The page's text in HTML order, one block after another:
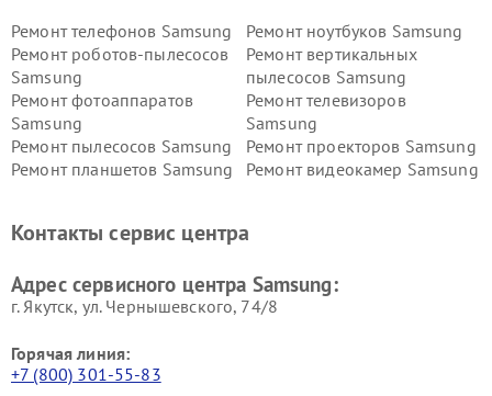
Ремонт телефонов Samsung
Ремонт ноутбуков Samsung
Ремонт роботов-пылесосов
Samsung
Ремонт вертикальных
пылесосов Samsung
Ремонт фотоаппаратов
Samsung
Ремонт телевизоров
Samsung
Ремонт пылесосов Samsung
Ремонт проекторов Samsung
Ремонт планшетов Samsung
Ремонт видеокамер Samsung
Контакты сервис центра
Адрес сервисного центра Samsung:
г. Якутск, ул. Чернышевского, 74/8
Горячая линия:
+7 (800) 301-55-83